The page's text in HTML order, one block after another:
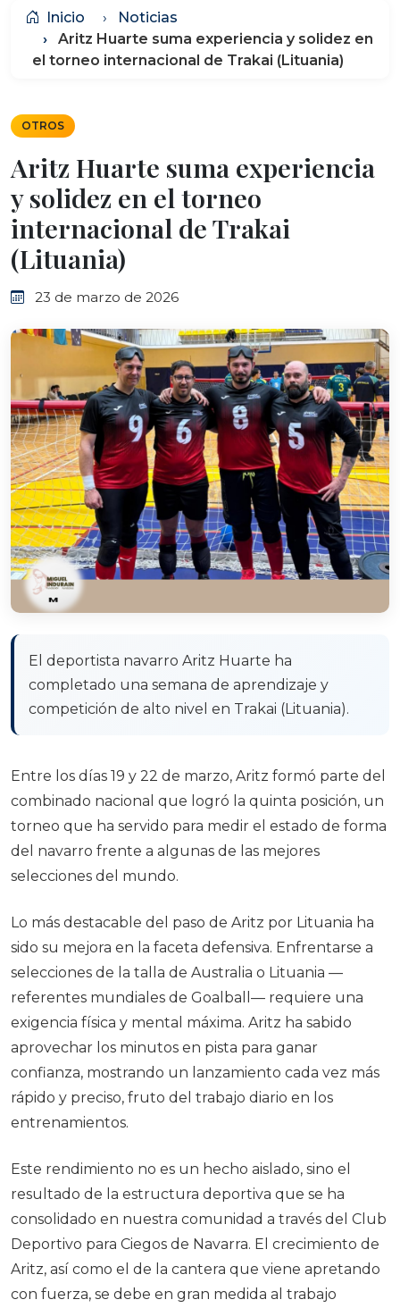
Inicio
Noticias
Aritz Huarte suma experiencia y solidez en
el torneo internacional de Trakai (Lituania)
OTROS
Aritz Huarte suma experiencia
y solidez en el torneo
internacional de Trakai
(Lituania)
23 de marzo de 2026
El deportista navarro Aritz Huarte ha
completado una semana de aprendizaje y
competición de alto nivel en Trakai (Lituania).
Entre los días 19 y 22 de marzo, Aritz formó parte del
combinado nacional que logró la quinta posición, un
torneo que ha servido para medir el estado de forma
del navarro frente a algunas de las mejores
selecciones del mundo.
Lo más destacable del paso de Aritz por Lituania ha
sido su mejora en la faceta defensiva. Enfrentarse a
selecciones de la talla de Australia o Lituania —
referentes mundiales de Goalball— requiere una
exigencia física y mental máxima. Aritz ha sabido
aprovechar los minutos en pista para ganar
confianza, mostrando un lanzamiento cada vez más
rápido y preciso, fruto del trabajo diario en los
entrenamientos.
Este rendimiento no es un hecho aislado, sino el
resultado de la estructura deportiva que se ha
consolidado en nuestra comunidad a través del Club
Deportivo para Ciegos de Navarra. El crecimiento de
Aritz, así como el de la cantera que viene apretando
con fuerza, se debe en gran medida al trabajo